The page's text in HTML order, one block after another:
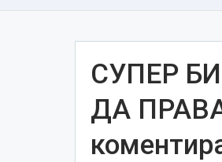
СУПЕР
ДА